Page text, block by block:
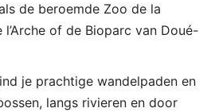
de beroemde Zoo de la
l’Arche of de Bioparc van Doué-
je prachtige wandelpaden en
langs rivieren en door